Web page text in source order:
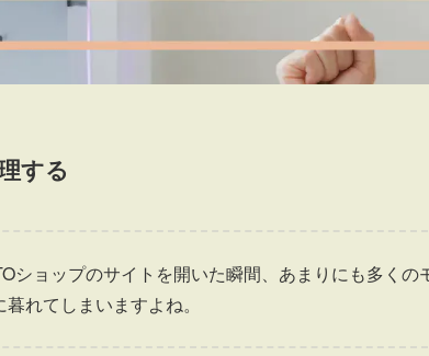
する
ショップのサイトを開いた瞬間、あまりにも多くの
れてしまいますよね。